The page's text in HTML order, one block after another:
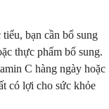
bạn cần bổ sung
thực phẩm bổ sung.
C hàng ngày hoặc
có lợi cho sức khỏe